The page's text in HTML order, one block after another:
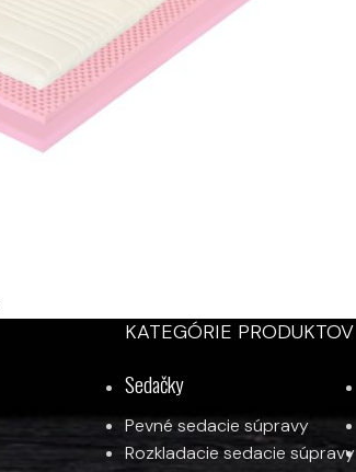
KATEGÓRIE PRODUKTOV
Sedačky
Pevné sedacie súpravy
Rozkladacie sedacie súpravy